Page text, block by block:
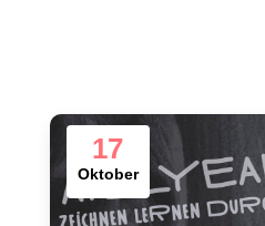
17
Oktober